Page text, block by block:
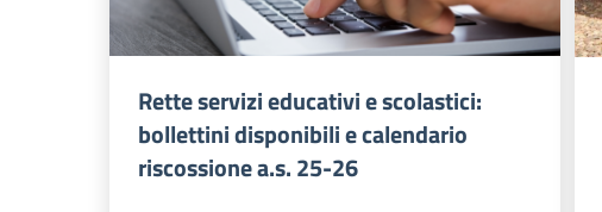
Rette servizi educativi e scolastici:
bollettini disponibili e calendario
riscossione a.s. 25-26